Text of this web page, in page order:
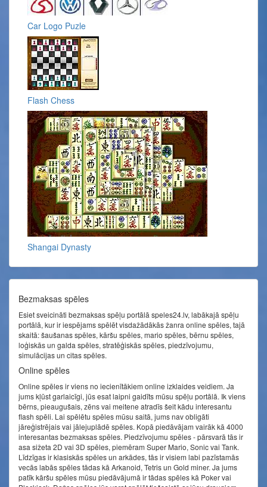
Car Logo Puzle
Flash Chess
Shangai Dynasty
Bezmaksas spēles
Esiet sveicināti bezmaksas spēļu portālā speles24.lv, labākajā spēļu
portālā, kur ir iespējams spēlēt visdažādākās žanra online spēles, tajā
skaitā: šaušanas spēles, kāršu spēles, mario spēles, bērnu spēles,
loģiskās un galda spēles, stratēģiskās spēles, piedzīvojumu,
simulācijas un citas spēles.
Online spēles
Online spēles ir viens no iecienītākiem online izklaides veidiem. Ja
jums kļūst garlaicīgi, jūs esat laipni gaidīts mūsu spēļu portālā. Ik viens
bērns, pieaugušais, zēns vai meitene atradīs šeit kādu interesantu
flash spēli. Lai spēlētu spēles mūsu saitā, jums nav obligāti
jāreģistrējais vai jālejuplādē spēles. Kopā piedāvājam vairāk kā 4000
interesantas bezmaksas spēles. Piedzīvojumu spēles - pārsvarā tās ir
asa sižeta 2D vai 3D spēles, piemēram Super Mario, Sonic vai Tank.
Līdzīgas ir klasiskās spēles un arkādes, tās ir visiem labi pazīstamās
vecās labās spēles tādas kā Arkanoid, Tetris un Gold miner. Ja jums
patīk kāršu spēles mūsu piedāvājumā ir tādas spēles kā Poker vai